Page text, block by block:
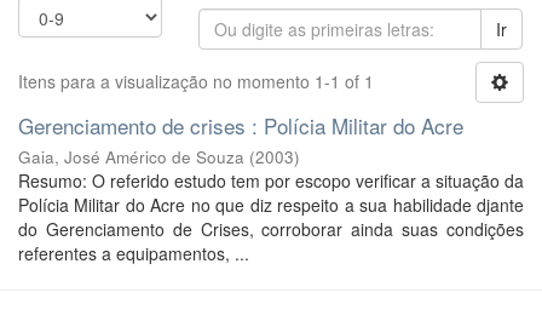
Ir
Itens para a visualização no momento 1-1 of 1
Gerenciamento de crises : Polícia Militar do Acre
Gaia, José Américo de Souza (2003)
Resumo: O referido estudo tem por escopo verificar a situação da
Polícia Militar do Acre no que diz respeito a sua habilidade djante
do Gerenciamento de Crises, corroborar ainda suas condições
referentes a equipamentos, ...